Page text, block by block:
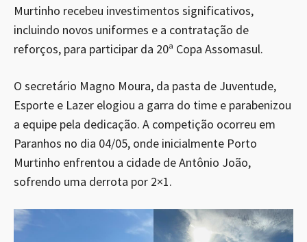
Murtinho recebeu investimentos significativos,
incluindo novos uniformes e a contratação de
reforços, para participar da 20ª Copa Assomasul.
O secretário Magno Moura, da pasta de Juventude,
Esporte e Lazer elogiou a garra do time e parabenizou
a equipe pela dedicação. A competição ocorreu em
Paranhos no dia 04/05, onde inicialmente Porto
Murtinho enfrentou a cidade de Antônio João,
sofrendo uma derrota por 2×1.